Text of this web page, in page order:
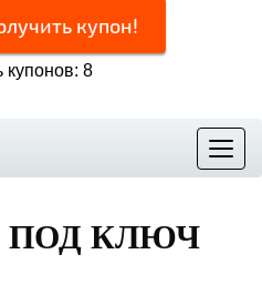
купон!
купонов: 8
Меню
ПОД КЛЮЧ